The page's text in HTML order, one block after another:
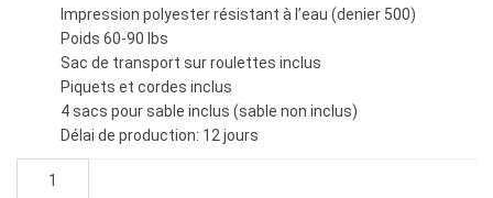
Impression polyester résistant à l’eau (denier 500)
Poids 60-90 lbs
Sac de transport sur roulettes inclus
Piquets et cordes inclus
4 sacs pour sable inclus (sable non inclus)
Délai de production: 12 jours